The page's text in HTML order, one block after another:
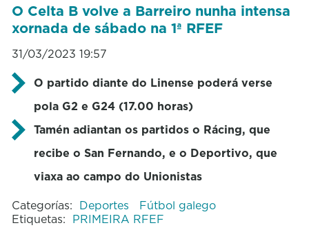
O Celta B volve a Barreiro nunha intensa
xornada de sábado na 1ª RFEF
31/03/2023 19:57
O partido diante do Linense poderá verse
pola G2 e G24 (17.00 horas)
Tamén adiantan os partidos o Rácing, que
recibe o San Fernando, e o Deportivo, que
viaxa ao campo do Unionistas
Categorías: Deportes
Fútbol galego
Etiquetas: PRIMEIRA RFEF